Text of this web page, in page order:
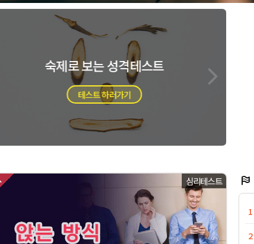
가방 성격 심리테스트
테스트 하러가기
심리테스트